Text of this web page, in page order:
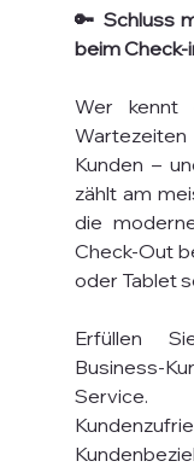
🔑 Schluss
beim Check-
Wer kennt
Kunden –
zählt am
die
Check-Out
oder Tablet
Erfüllen
Business-